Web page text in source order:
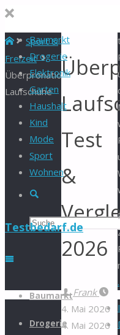
Baumarkt
Drogerie
Elektronik
Garten
Haushalt
Kind
Mode
Sport
Wohnen
Suche
Suchen
Testbedarf.de
Zum
springen
Baumarkt
Drogerie
StartSport &
Freizeit
Überpronation-
Laufschuhe
Test
&
2026
Frank
4. Mai 2026
4. Mai 2026
.